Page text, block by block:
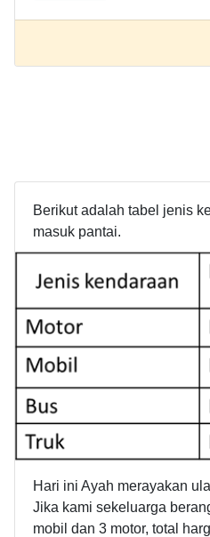
Berikut adalah tabel jenis
masuk pantai.
Hari ini Ayah merayakan
Jika kami sekeluarga
mobil dan 3 motor, total